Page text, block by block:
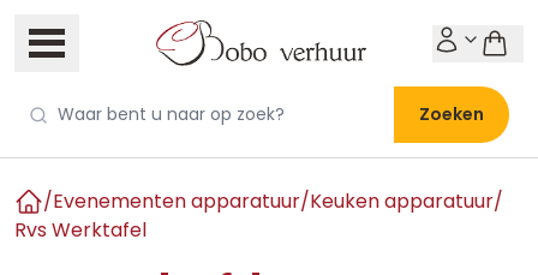
Zoeken
Home
/Evenementen apparatuur/Keuken apparatuur/
Rvs Werktafel